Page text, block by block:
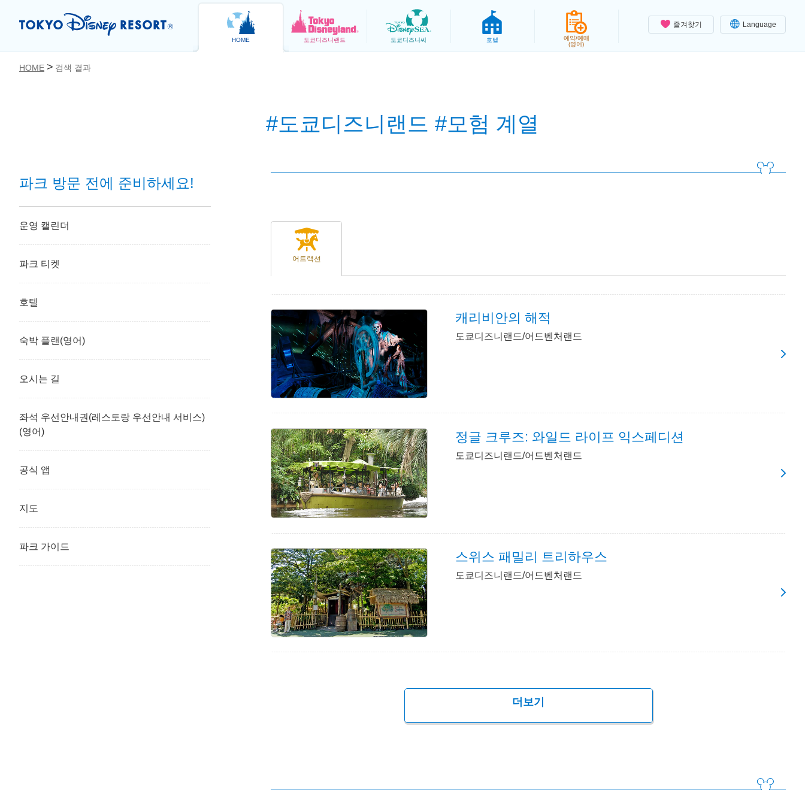
즐겨찾기 Language
HOME 도쿄디즈니랜드 도쿄디즈니씨 호텔
예약/예매
(영어)
HOME 검색 결과
#도쿄디즈니랜드 #모험 계열
어트랙션
캐리비안의 해적
도쿄디즈니랜드/어드벤처랜드
정글 크루즈: 와일드 라이프 익스페디션
도쿄디즈니랜드/어드벤처랜드
스위스 패밀리 트리하우스
도쿄디즈니랜드/어드벤처랜드
더보기
파크 방문 전에 준비하세요!
운영 캘린더
파크 티켓
호텔
숙박 플랜(영어)
오시는 길
좌석 우선안내권(레스토랑 우선안내 서비스)
(영어)
공식 앱
지도
파크 가이드